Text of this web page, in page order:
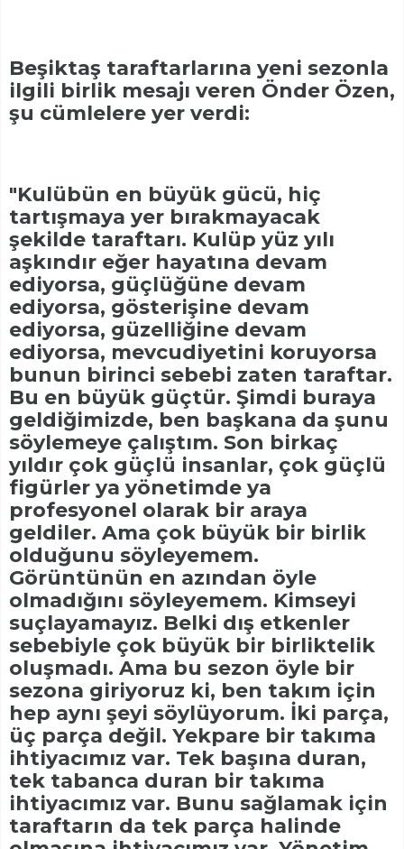
Beşiktaş taraftarlarına yeni sezonla
ilgili birlik mesajı veren Önder Özen,
şu cümlelere yer verdi:
"Kulübün en büyük gücü, hiç
tartışmaya yer bırakmayacak
şekilde taraftarı. Kulüp yüz yılı
aşkındır eğer hayatına devam
ediyorsa, güçlüğüne devam
ediyorsa, gösterişine devam
ediyorsa, güzelliğine devam
ediyorsa, mevcudiyetini koruyorsa
bunun birinci sebebi zaten taraftar.
Bu en büyük güçtür. Şimdi buraya
geldiğimizde, ben başkana da şunu
söylemeye çalıştım. Son birkaç
yıldır çok güçlü insanlar, çok güçlü
figürler ya yönetimde ya
profesyonel olarak bir araya
geldiler. Ama çok büyük bir birlik
olduğunu söyleyemem.
Görüntünün en azından öyle
olmadığını söyleyemem. Kimseyi
suçlayamayız. Belki dış etkenler
sebebiyle çok büyük bir birliktelik
oluşmadı. Ama bu sezon öyle bir
sezona giriyoruz ki, ben takım için
hep aynı şeyi söylüyorum. İki parça,
üç parça değil. Yekpare bir takıma
ihtiyacımız var. Tek başına duran,
tek tabanca duran bir takıma
ihtiyacımız var. Bunu sağlamak için
taraftarın da tek parça halinde